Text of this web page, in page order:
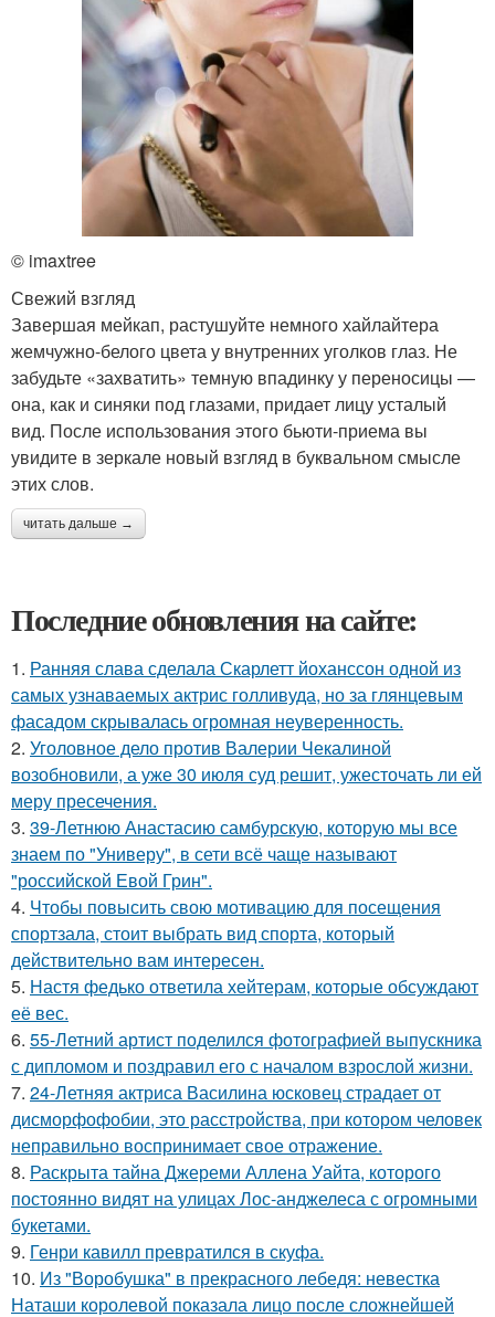
© imaxtree
Свежий взгляд
Завершая мейкап, растушуйте немного хайлайтера
жемчужно-белого цвета у внутренних уголков глаз. Не
забудьте «захватить» темную впадинку у переносицы —
она, как и синяки под глазами, придает лицу усталый
вид. После использования этого бьюти-приема вы
увидите в зеркале новый взгляд в буквальном смысле
этих слов.
читать дальше →
Последние обновления на сайте:
1. Ранняя слава сделала Скарлетт йоханссон одной из
самых узнаваемых актрис голливуда, но за глянцевым
фасадом скрывалась огромная неуверенность.
2. Уголовное дело против Валерии Чекалиной
возобновили, а уже 30 июля суд решит, ужесточать ли ей
меру пресечения.
3. 39-Летнюю Анастасию самбурскую, которую мы все
знаем по "Универу", в сети всё чаще называют
"российской Евой Грин".
4. Чтобы повысить свою мотивацию для посещения
спортзала, стоит выбрать вид спорта, который
действительно вам интересен.
5. Настя федько ответила хейтерам, которые обсуждают
её вес.
6. 55-Летний артист поделился фотографией выпускника
с дипломом и поздравил его с началом взрослой жизни.
7. 24-Летняя актриса Василина юсковец страдает от
дисморфофобии, это расстройства, при котором человек
неправильно воспринимает свое отражение.
8. Раскрыта тайна Джереми Аллена Уайта, которого
постоянно видят на улицах Лос-анджелеса с огромными
букетами.
9. Генри кавилл превратился в скуфа.
10. Из "Воробушка" в прекрасного лебедя: невестка
Наташи королевой показала лицо после сложнейшей